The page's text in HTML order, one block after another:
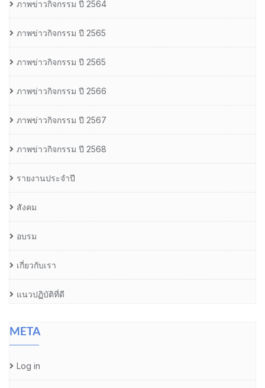
ภาพข่าวกิจกรรม ปี 2564
ภาพข่าวกิจกรรม ปี 2565
ภาพข่าวกิจกรรม ปี 2565
ภาพข่าวกิจกรรม ปี 2566
ภาพข่าวกิจกรรม ปี 2567
ภาพข่าวกิจกรรม ปี 2568
รายงานประจำปี
สังคม
อบรม
เกี่ยวกับเรา
แนวปฏิบัติที่ดี
META
Log in